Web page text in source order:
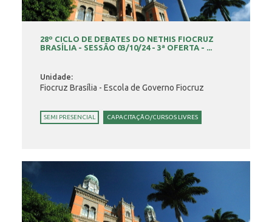
28º CICLO DE DEBATES DO NETHIS FIOCRUZ
BRASÍLIA - SESSÃO 03/10/24 - 3ª OFERTA - ...
Unidade:
Fiocruz Brasília - Escola de Governo Fiocruz
SEMI PRESENCIAL CAPACITAÇÃO/CURSOS LIVRES